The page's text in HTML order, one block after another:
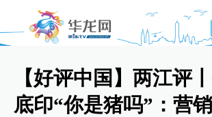
【好评中国】两江评
底印“你是猪吗”：营